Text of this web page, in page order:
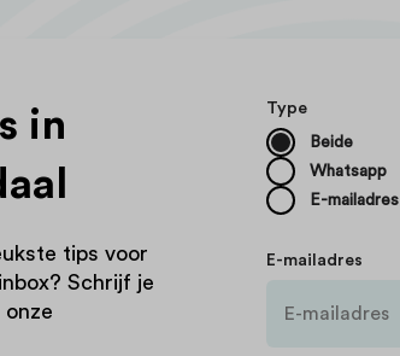
in
tips voor
Schrijf je
onze
Type
Beide
Whatsapp
E-mailadres
E-mailadres